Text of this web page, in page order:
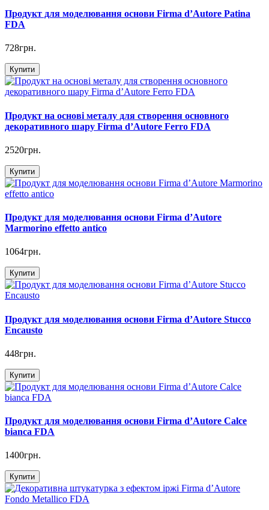
Продукт для моделювання основи Firma d’Autore Patina
FDA
728грн.
Купити
Продукт на основі металу для створення основного
декоративного шару Firma d’Autore Ferro FDA
2520грн.
Купити
Продукт для моделювання основи Firma d’Autore
Marmorino effetto antico
1064грн.
Купити
Продукт для моделювання основи Firma d’Autore Stucco
Encausto
448грн.
Купити
Продукт для моделювання основи Firma d’Autore Calce
bianca FDA
1400грн.
Купити